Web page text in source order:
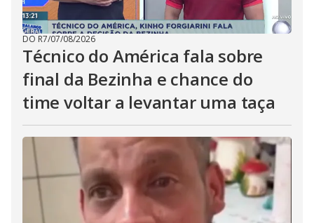
DO R7/07/08/2026
Técnico do América fala sobre
final da Bezinha e chance do
time voltar a levantar uma taça